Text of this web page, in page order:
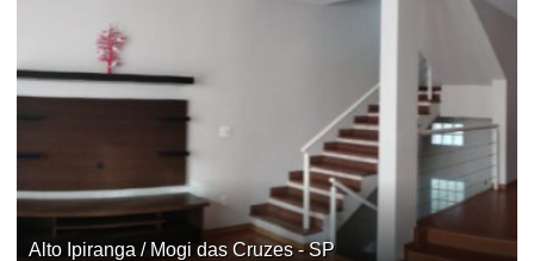
Alto Ipiranga / Mogi das Cruzes - SP